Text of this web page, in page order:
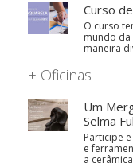
Curso
O curso
mundo da
maneira
+ Oficinas
Um
Selma
Participe
e
a